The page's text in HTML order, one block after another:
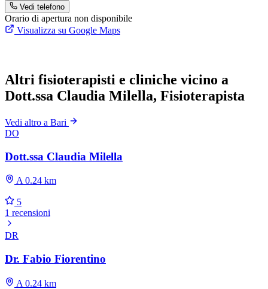
Vedi telefono
Orario di apertura non disponibile
Visualizza su Google Maps
Altri fisioterapisti e cliniche vicino a
Dott.ssa Claudia Milella, Fisioterapista
Vedi altro a Bari
DO
Dott.ssa Claudia Milella
A 0.24 km
5
1 recensioni
DR
Dr. Fabio Fiorentino
A 0.24 km